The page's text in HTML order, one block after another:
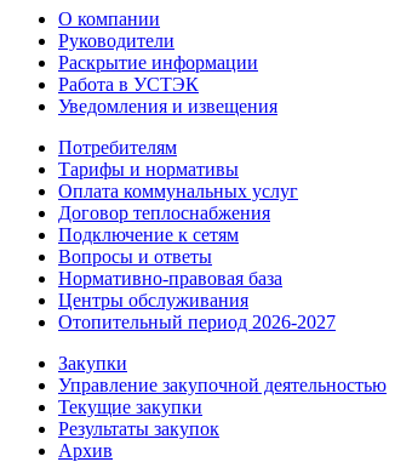
О компании
Руководители
Раскрытие информации
Работа в УСТЭК
Уведомления и извещения
Потребителям
Тарифы и нормативы
Оплата коммунальных услуг
Договор теплоснабжения
Подключение к сетям
Вопросы и ответы
Нормативно-правовая база
Центры обслуживания
Отопительный период 2026-2027
Закупки
Управление закупочной деятельностью
Текущие закупки
Результаты закупок
Архив